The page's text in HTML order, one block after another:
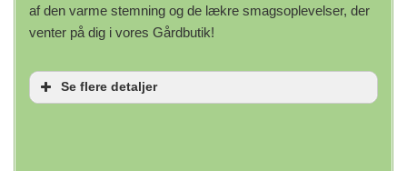
af den varme stemning og de lækre smagsoplevelser, der
venter på dig i vores Gårdbutik!
Se flere detaljer